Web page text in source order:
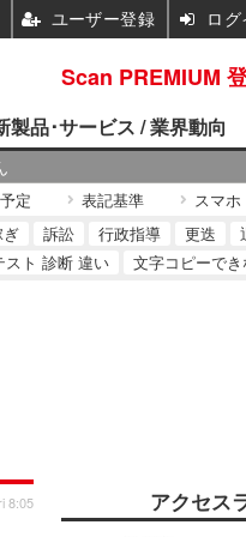
製品･サービス / 業界動向
定 表記基準
スマホ
訴訟 行政指導 更迭
スト 診断 違い
文字コピーで
8:05 アクセス
Scan PREMIUM
ユーザー登録 ログ